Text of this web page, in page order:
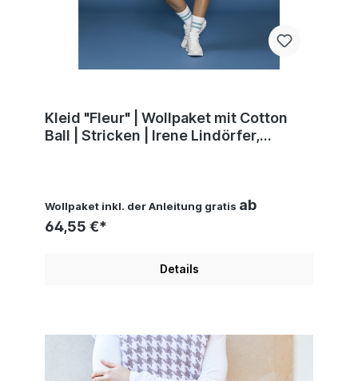
Kleid "Fleur" | Wollpaket mit Cotton
Ball | Stricken | Irene Lindörfer,
Wollpaket inkl. der Anleitung gratis ab
64,55 €*
Details